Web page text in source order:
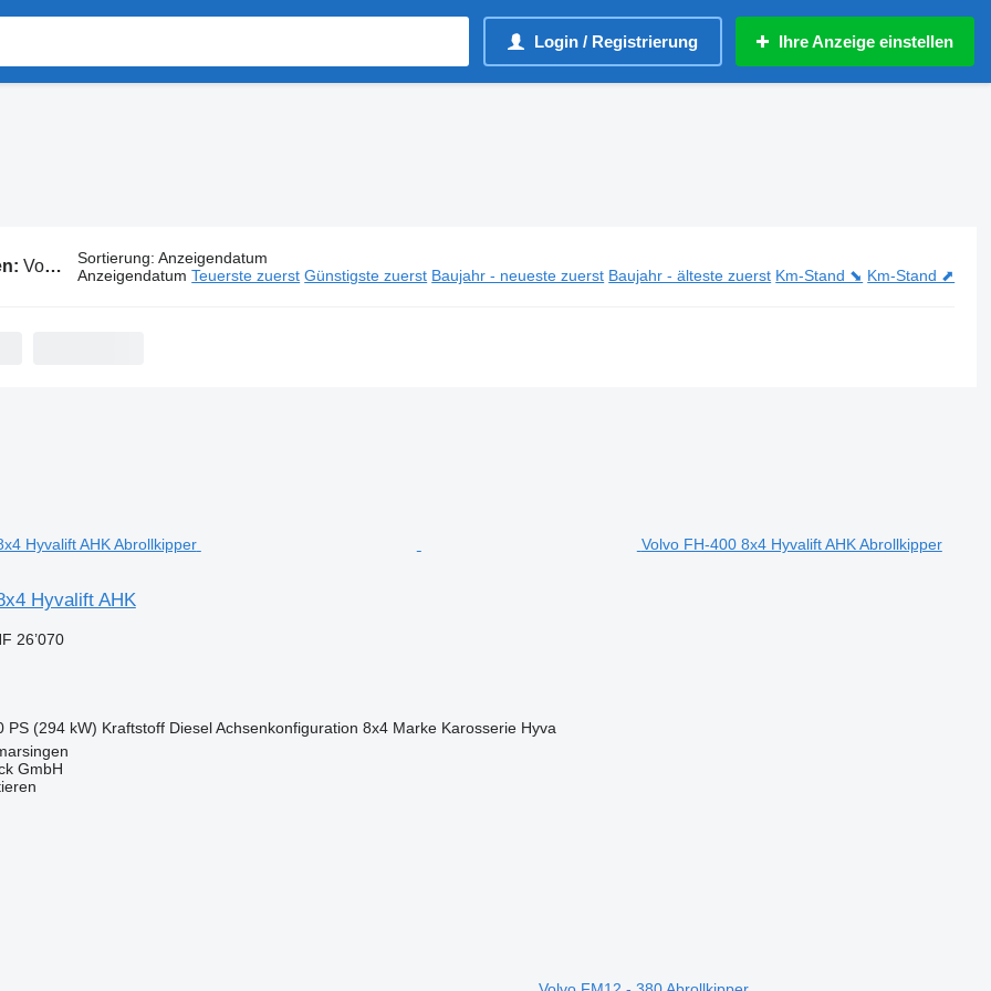
Login / Registrierung Ihre Anzeige einstellen
Volvo Abrollkipper Sortierung: Anzeigendatum
Anzeigendatum Teuerste zuerst Günstigste zuerst Baujahr - neueste zuerst Baujahr - älteste zuerst Km-Stand ⬊ Km-Stand ⬈
Volvo FH-400 8x4 Hyvalift AHK Abrollkipper
Hyvalift AHK
26’070
PS (294 kW) Kraftstoff Diesel Achsenkonfiguration 8x4 Marke Karosserie Hyva
GmbH